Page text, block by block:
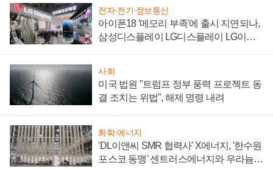
전자·전기·정보통신
아이폰18 '메모리 부족'에 출시 지연되나,
삼성디스플레이 LG디스플레이 LG이노
사회
미국 법원 "트럼프 정부 풍력 프로젝트 동
결 조치는 위법", 해제 명령 내려
화학·에너지
'DL이앤씨 SMR 협력사' X에너지, '한수원
포스코 동맹' 센트러스에너지와 우라늄